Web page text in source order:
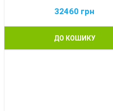
32460 грн
ДО КОШИКУ